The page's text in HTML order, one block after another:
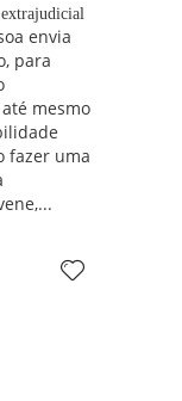
envia
para
mesmo
fazer uma
,...